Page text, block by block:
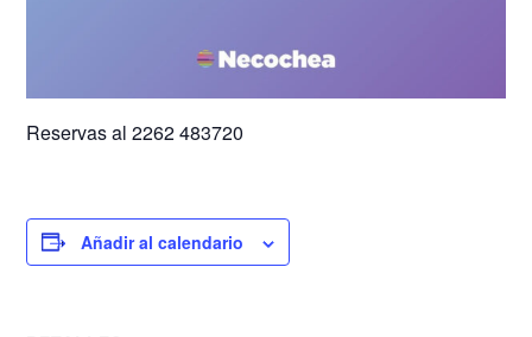
Reservas al 2262 483720
Añadir al calendario